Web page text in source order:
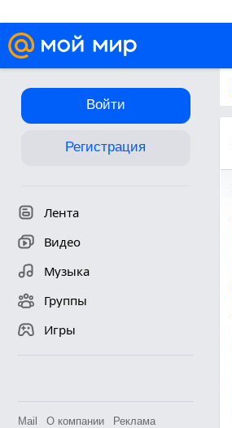
Войти
Регистрация
Лента
Видео
Музыка
Группы
Игры
Mail О компании
Реклама